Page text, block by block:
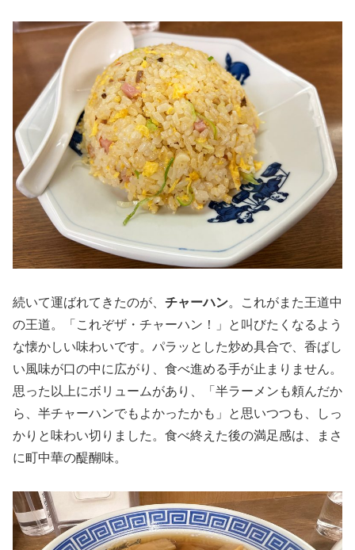
続いて運ばれてきたのが、 チャーハン。これがまた王道中
の王道。「これぞザ・チャーハン！」と叫びたくなるよう
な懐かしい味わいです。パラッとした炒め具合で、香ばし
い風味が口の中に広がり、食べ進める手が止まりません。
思った以上にボリュームがあり、「半ラーメンも頼んだか
ら、半チャーハンでもよかったかも」と思いつつも、しっ
かりと味わい切りました。食べ終えた後の満足感は、まさ
に町中華の醍醐味。